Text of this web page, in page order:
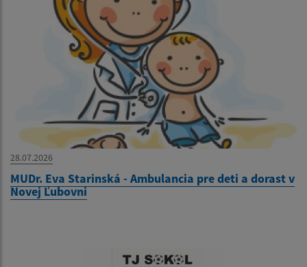
28.07.2026
MUDr. Eva Starinská - Ambulancia pre deti a dorast v
Novej Ľubovni